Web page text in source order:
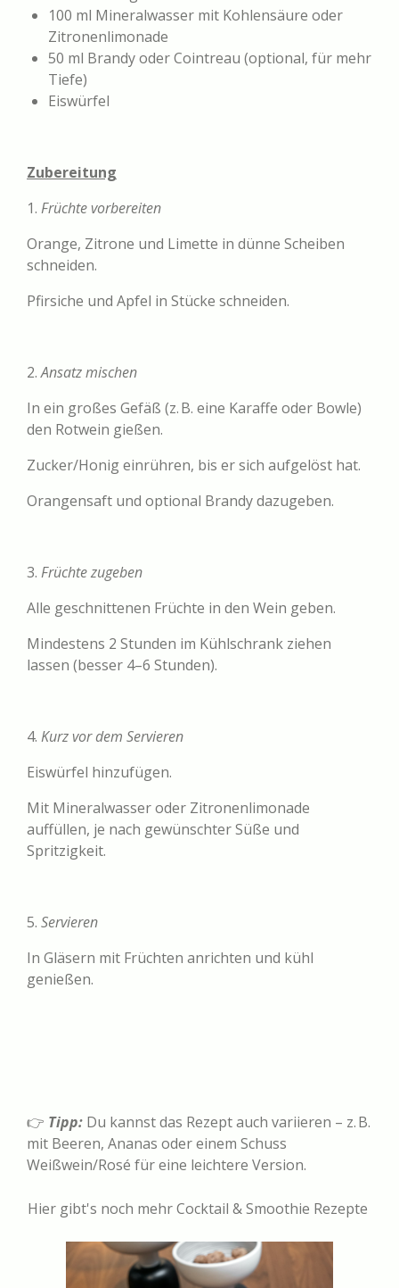
100 ml Mineralwasser mit Kohlensäure oder
Zitronenlimonade
50 ml Brandy oder Cointreau (optional, für mehr
Tiefe)
Eiswürfel
Zubereitung
1. Früchte vorbereiten
Orange, Zitrone und Limette in dünne Scheiben
schneiden.
Pfirsiche und Apfel in Stücke schneiden.
2.Ansatz mischen
In ein großes Gefäß (z. B. eine Karaffe oder Bowle)
den Rotwein gießen.
Zucker/Honig einrühren, bis er sich aufgelöst hat.
Orangensaft und optional Brandy dazugeben.
3. Früchte zugeben
Alle geschnittenen Früchte in den Wein geben.
Mindestens 2 Stunden im Kühlschrank ziehen
lassen (besser 4–6 Stunden).
4. Kurz vor dem Servieren
Eiswürfel hinzufügen.
Mit Mineralwasser oder Zitronenlimonade
auffüllen, je nach gewünschter Süße und
Spritzigkeit.
5. Servieren
In Gläsern mit Früchten anrichten und kühl
genießen.
👉 Tipp: Du kannst das Rezept auch variieren – z. B.
mit Beeren, Ananas oder einem Schuss
Weißwein/Rosé für eine leichtere Version.
Hier gibt's noch mehr Cocktail & Smoothie Rezepte